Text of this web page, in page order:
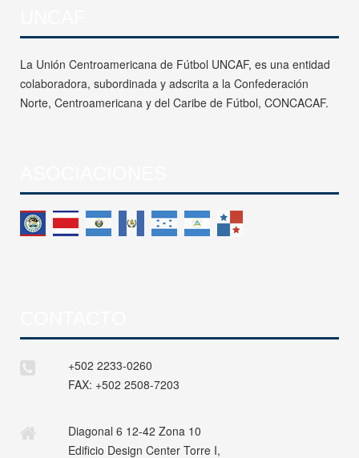
La Unión Centroamericana de Fútbol UNCAF, es una entidad
colaboradora, subordinada y adscrita a la Confederación
Norte, Centroamericana y del Caribe de Fútbol, CONCACAF.
+502 2233-0260
FAX: +502 2508-7203
Diagonal 6 12-42 Zona 10
Edificio Design Center Torre I,